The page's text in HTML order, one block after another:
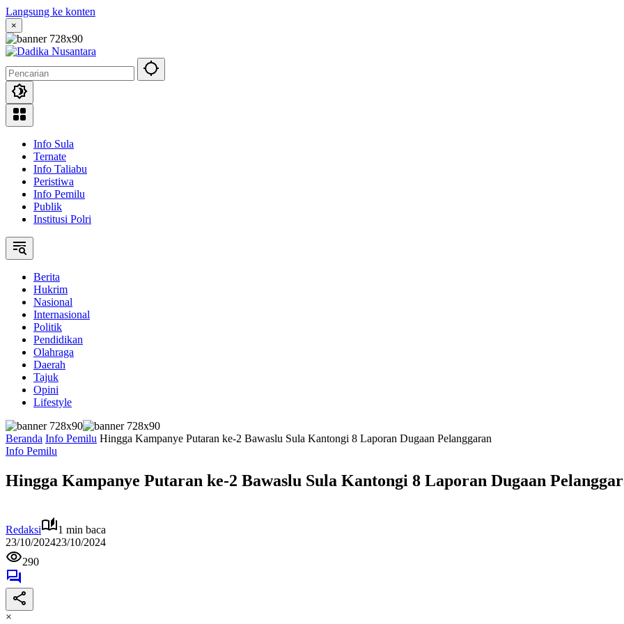
Langsung ke konten
×
Info Sula
Ternate
Info Taliabu
Peristiwa
Info Pemilu
Publik
Institusi Polri
Berita
Hukrim
Nasional
Internasional
Politik
Pendidikan
Olahraga
Daerah
Tajuk
Opini
Lifestyle
Beranda Info Pemilu Hingga Kampanye Putaran ke-2 Bawaslu Sula Kantongi 8 Laporan Dugaan Pelanggaran
Info Pemilu
Hingga Kampanye Putaran ke-2 Bawaslu Sula Kantongi 8 Laporan Dugaan
Redaksi
1 min baca
23/10/202423/10/2024
290
×